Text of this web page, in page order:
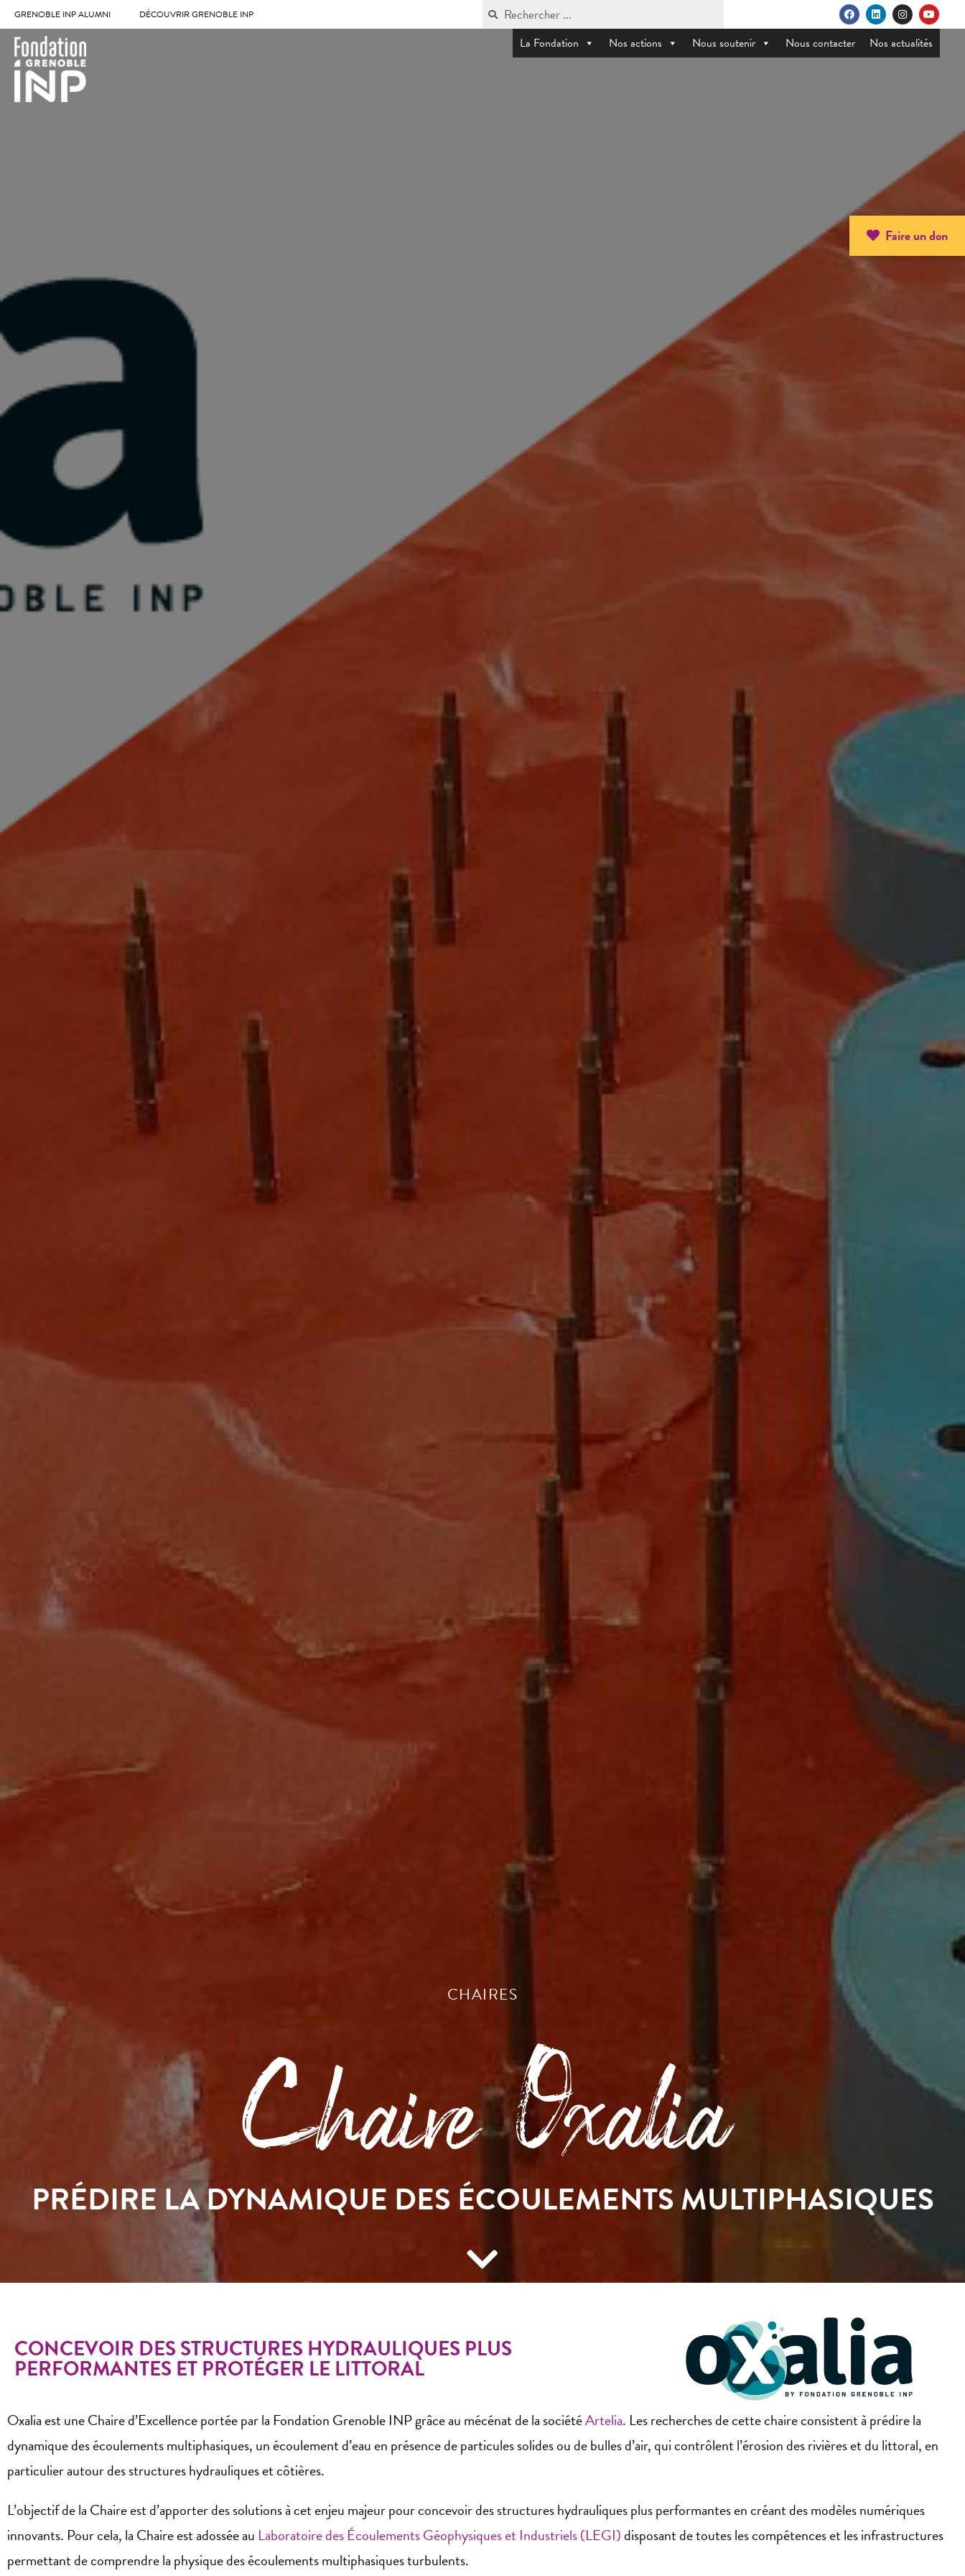
GRENOBLE INP ALUMNI DÉCOUVRIR GRENOBLE INP
Faire un don
La Fondation Nos actions Nous soutenir Nous contacter Nos actualités
CHAIRES
Chaire Oxalia
PRÉDIRE LA DYNAMIQUE DES ÉCOULEMENTS MULTIPHASIQUES
CONCEVOIR DES STRUCTURES HYDRAULIQUES PLUS
PERFORMANTES ET PROTÉGER LE LITTORAL
Oxalia est une Chaire d’Excellence portée par la Fondation Grenoble INP grâce au mécénat de la sociétéArtelia. Les recherches de cette chaire consistent à prédire la
dynamique des écoulements multiphasiques, un écoulement d’eau en présence de particules solides ou de bulles d’air, qui contrôlent l’érosion des rivières et du littoral, en
particulier autour des structures hydrauliques et côtières.
L’objectif de la Chaire est d’apporter des solutions à cet enjeu majeur pour concevoir des structures hydrauliques plus performantes en créant des modèles numériques
innovants. Pour cela, la Chaire est adossée au Laboratoire des Écoulements Géophysiques et Industriels (LEGI)disposant de toutes les compétences et les infrastructures
permettant de comprendre la physique des écoulements multiphasiques turbulents.